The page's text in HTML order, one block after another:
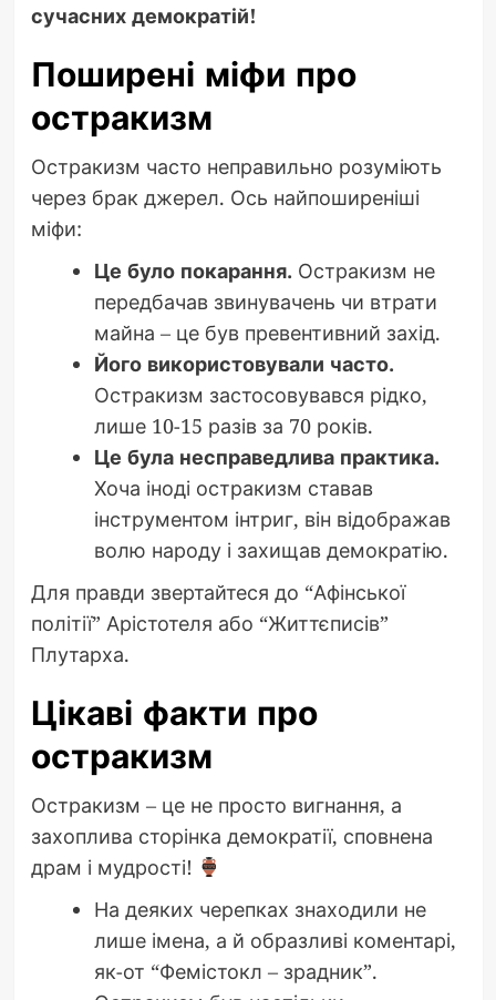
сучасних демократій!
Поширені міфи про
остракизм
Остракизм часто неправильно розуміють
через брак джерел. Ось найпоширеніші
міфи:
Це було покарання. Остракизм не
передбачав звинувачень чи втрати
майна – це був превентивний захід.
Його використовували часто.
Остракизм застосовувався рідко,
лише 10-15 разів за 70 років.
Це була несправедлива практика.
Хоча іноді остракизм ставав
інструментом інтриг, він відображав
волю народу і захищав демократію.
Для правди звертайтеся до “Афінської
політії” Арістотеля або “Життєписів”
Плутарха.
Цікаві факти про
остракизм
Остракизм – це не просто вигнання, а
захоплива сторінка демократії, сповнена
драм і мудрості!
На деяких черепках знаходили не
лише імена, а й образливі коментарі,
як-от “Фемістокл – зрадник”.